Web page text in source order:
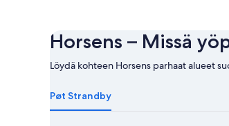
Horsens – Missä
Löydä kohteen Horsens parhaat alueet
lisää
kohteesta
Horsens
Pøt Strandby